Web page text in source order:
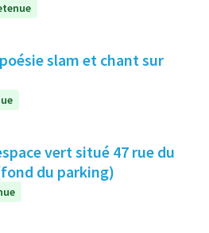
slam et chant sur
vert situé 47 rue du
du parking)